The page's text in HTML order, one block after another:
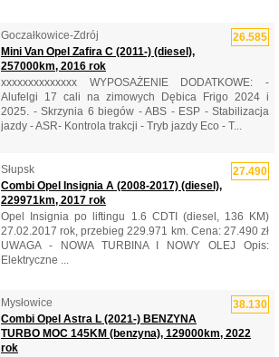
26.585
Goczałkowice-Zdrój
Mini Van Opel Zafira C (2011-) (diesel),
257000km, 2016 rok
xxxxxxxxxxxxxx WYPOSAŻENIE DODATKOWE: -
Alufelgi 17 cali na zimowych Dębica Frigo 2024 i
2025. - Skrzynia 6 biegów - ABS - ESP - Stabilizacja
jazdy - ASR- Kontrola trakcji - Tryb jazdy Eco - T...
27.490
Słupsk
Combi Opel Insignia A (2008-2017) (diesel),
229971km, 2017 rok
Opel Insignia po liftingu 1.6 CDTI (diesel, 136 KM)
27.02.2017 rok, przebieg 229.971 km. Cena: 27.490 zł
UWAGA - NOWA TURBINA I NOWY OLEJ Opis:
Elektryczne ...
38.130
Mysłowice
Combi Opel Astra L (2021-) BENZYNA
TURBO MOC 145KM (benzyna), 129000km, 2022
rok